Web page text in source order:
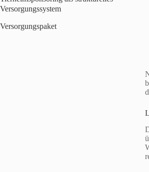
Versorgungssystem
Versorgungspaket